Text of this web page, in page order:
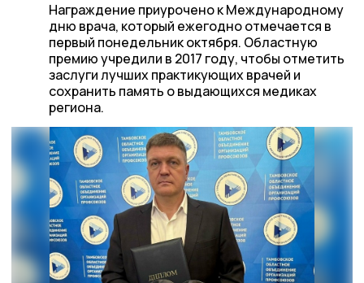
Награждение приурочено к Международному
дню врача, который ежегодно отмечается в
первый понедельник октября. Областную
премию учредили в 2017 году, чтобы отметить
заслуги лучших практикующих врачей и
сохранить память о выдающихся медиках
региона.